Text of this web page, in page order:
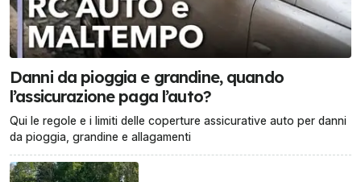
Danni da pioggia e grandine, quando
l’assicurazione paga l’auto?
Qui le regole e i limiti delle coperture assicurative auto per danni
da pioggia, grandine e allagamenti